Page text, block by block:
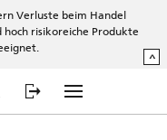
Verluste beim Handel
risikoreiche Produkte
^